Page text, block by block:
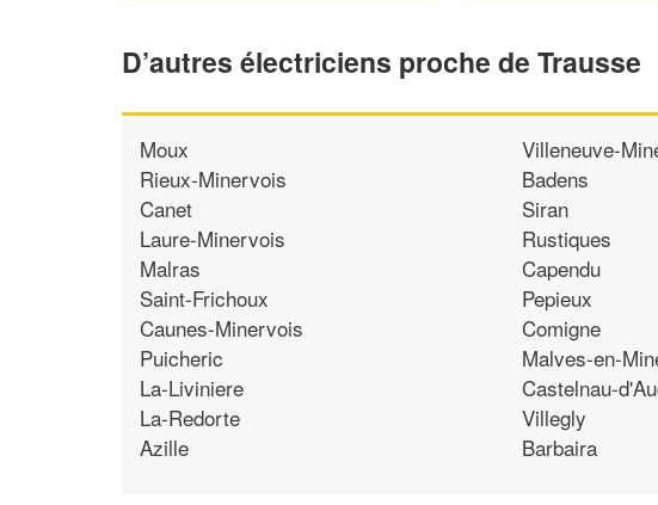
D’autres électriciens proche de Trausse
Moux
Rieux-Minervois
Canet
Laure-Minervois
Malras
Saint-Frichoux
Caunes-Minervois
Puicheric
La-Liviniere
La-Redorte
Azille
Villeneuve-
Badens
Siran
Rustiques
Capendu
Pepieux
Comigne
Malves-en-
Castelnau-
Villegly
Barbaira